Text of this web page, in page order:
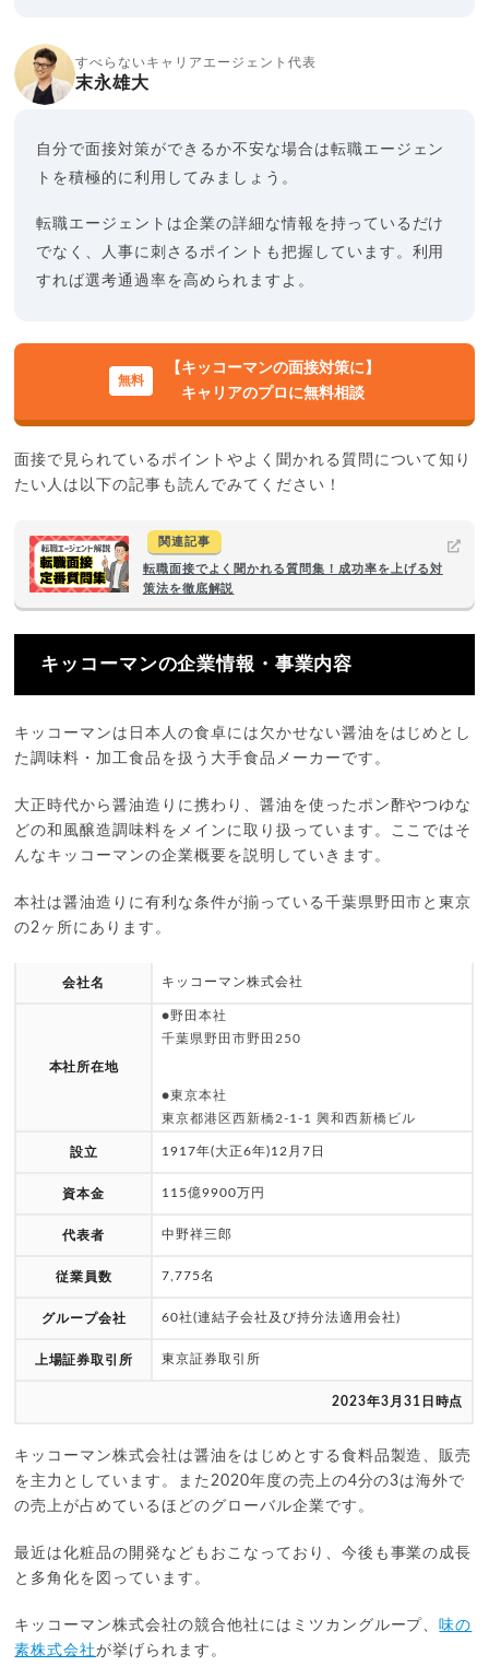
すべらないキャリアエージェント代表
末永雄大
自分で面接対策ができるか不安な場合は転職エージェン
トを積極的に利用してみましょう。
転職エージェントは企業の詳細な情報を持っているだけ
でなく、人事に刺さるポイントも把握しています。利用
すれば選考通過率を高められますよ。
【キッコーマンの面接対策に】
キャリアのプロに無料相談
面接で見られているポイントやよく聞かれる質問について知り
たい人は以下の記事も読んでみてください！
関連記事
転職面接でよく聞かれる質問集！成功率を上げる対
策法を徹底解説
キッコーマンの企業情報・事業内容
キッコーマンは日本人の食卓には欠かせない醤油をはじめとし
た調味料・加工食品を扱う大手食品メーカーです。
大正時代から醤油造りに携わり、醤油を使ったポン酢やつゆな
どの和風醸造調味料をメインに取り扱っています。ここではそ
んなキッコーマンの企業概要を説明していきます。
本社は醤油造りに有利な条件が揃っている千葉県野田市と東京
の2ヶ所にあります。
会社名 キッコーマン株式会社
本社所在地
●野田本社
千葉県野田市野田250
●東京本社
東京都港区西新橋2-1-1 興和西新橋ビル
設立 1917年(大正6年)12月7日
資本金 115億9900万円
代表者 中野祥三郎
従業員数 7,775名
グループ会社 60社(連結子会社及び持分法適用会社)
上場証券取引所 東京証券取引所
2023年3月31日時点
キッコーマン株式会社は醤油をはじめとする食料品製造、販売
を主力としています。また2020年度の売上の4分の3は海外で
の売上が占めているほどのグローバル企業です。
最近は化粧品の開発などもおこなっており、今後も事業の成長
と多角化を図っています。
キッコーマン株式会社の競合他社にはミツカングループ、味の
素株式会社が挙げられます。